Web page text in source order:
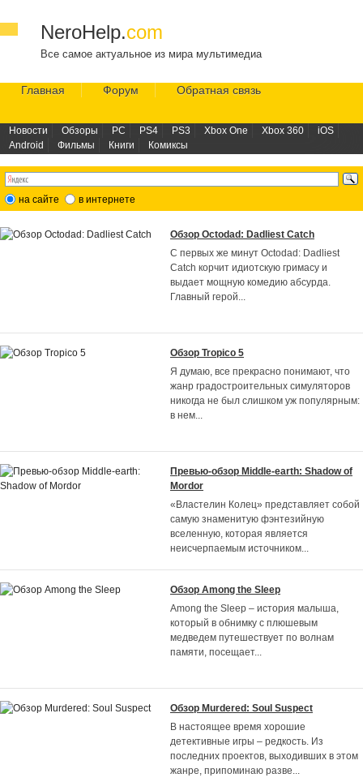
NeroHelp.com
Все самое актуальное из мира мультимедиа
Главная Форум Обратная связь
Новости Обзоры PC PS4 PS3 Xbox One Xbox 360
iOS
Android
Фильмы Книги Комиксы
на сайте в интернете
Обзор Octodad: Dadliest Catch
С первых же минут Octodad: Dadliest
Catch корчит идиотскую гримасу и
выдает мощную комедию абсурда.
Главный герой...
Обзор Tropico 5
Я думаю, все прекрасно понимают, что
жанр градостроительных симуляторов
никогда не был слишком уж популярным:
в нем...
Превью-обзор Middle-earth: Shadow of
Mordor
«Властелин Колец» представляет собой
самую знаменитую фэнтезийную
вселенную, которая является
неисчерпаемым источником...
Обзор Among the Sleep
Among the Sleep – история малыша,
который в обнимку с плюшевым
медведем путешествует по волнам
памяти, посещает...
Обзор Murdered: Soul Suspect
В настоящее время хорошие
детективные игры – редкость. Из
последних проектов, выходивших в этом
жанре, припоминаю разве...